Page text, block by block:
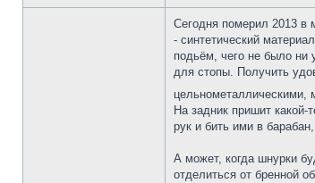
Сегодня померил 2013 в
- синтетический
подьём, чего не было ни
для стопы. Получить
цельнометаллическими,
На задник пришит
рук и бить ими в
А может, когда шнурки
отделиться от бренной